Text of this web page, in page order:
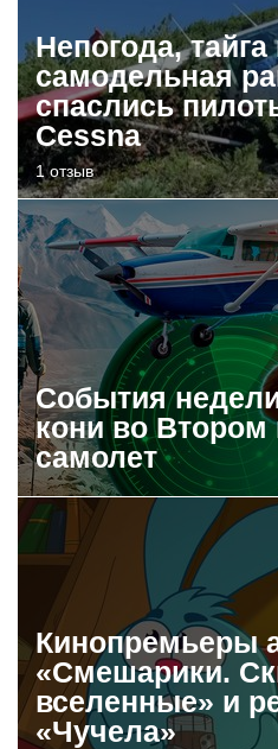
Непогода, тайга
самодельная
спаслись
Cessna
1 отзыв
События
кони во
самолет
Кинопремьеры
«Смешарики.
вселенные» и
«Чучела»